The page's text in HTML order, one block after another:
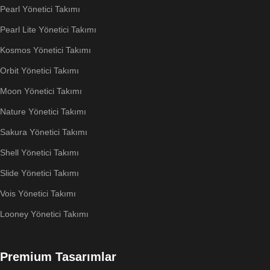
Pearl Yönetici Takımı
Pearl Lite Yönetici Takımı
Kosmos Yönetici Takımı
Orbit Yönetici Takımı
Moon Yönetici Takımı
Nature Yönetici Takımı
Sakura Yönetici Takımı
Shell Yönetici Takımı
Slide Yönetici Takımı
Vois Yönetici Takımı
Looney Yönetici Takımı
Premium Tasarımlar